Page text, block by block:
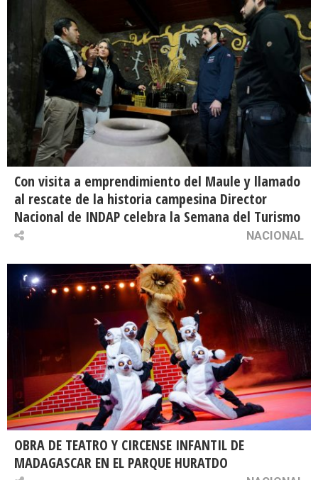
Con visita a emprendimiento del Maule y llamado
al rescate de la historia campesina Director
Nacional de INDAP celebra la Semana del Turismo
NACIONAL
OBRA DE TEATRO Y CIRCENSE INFANTIL DE
MADAGASCAR EN EL PARQUE HURATDO